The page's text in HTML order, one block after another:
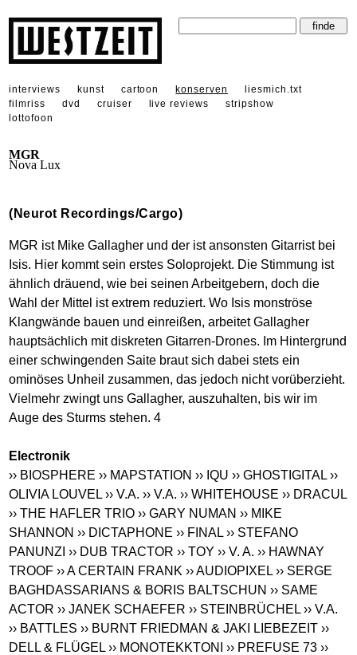
interviews kunst cartoon konserven
liesmich.txt
filmriss
dvd cruiser live reviews
stripshow
lottofoon
MGR
Nova Lux
(Neurot Recordings/Cargo)
MGR ist Mike Gallagher und der ist ansonsten Gitarrist bei
Isis. Hier kommt sein erstes Soloprojekt. Die Stimmung ist
ähnlich dräuend, wie bei seinen Arbeitgebern, doch die
Wahl der Mittel ist extrem reduziert. Wo Isis monströse
Klangwände bauen und einreißen, arbeitet Gallagher
hauptsächlich mit diskreten Gitarren-Drones. Im Hintergrund
einer schwingenden Saite braut sich dabei stets ein
ominöses Unheil zusammen, das jedoch nicht vorüberzieht.
Vielmehr zwingt uns Gallagher, auszuhalten, bis wir im
Auge des Sturms stehen. 4
Electronik
›› BIOSPHERE ›› MAPSTATION ›› IQU ›› GHOSTIGITAL ››
OLIVIA LOUVEL ›› V.A. ›› V.A. ›› WHITEHOUSE ›› DRACUL
›› THE HAFLER TRIO ›› GARY NUMAN ›› MIKE
SHANNON ›› DICTAPHONE ›› FINAL ›› STEFANO
PANUNZI ›› DUB TRACTOR ›› TOY ›› V. A. ›› HAWNAY
TROOF ›› A CERTAIN FRANK ›› AUDIOPIXEL ›› SERGE
BAGHDASSARIANS & BORIS BALTSCHUN ›› SAME
ACTOR ›› JANEK SCHAEFER ›› STEINBRÜCHEL ›› V.A.
›› BATTLES ›› BURNT FRIEDMAN & JAKI LIEBEZEIT ››
DELL & FLÜGEL ›› MONOTEKKTONI ›› PREFUSE 73 ››